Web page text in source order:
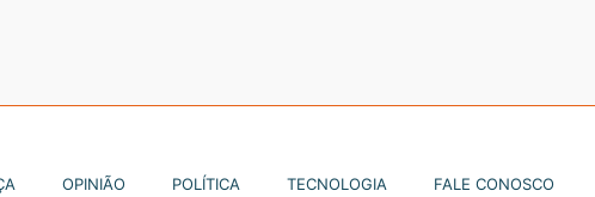
OPINIÃO POLÍTICA TECNOLOGIA FALE CONOSCO